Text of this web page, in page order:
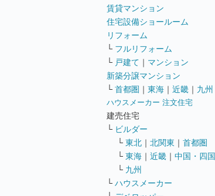
賃貸マンション
住宅設備ショールーム
リフォーム
└ フルリフォーム
└ 戸建て ｜ マンション
新築分譲マンション
└ 首都圏 ｜ 東海 ｜ 近畿 ｜ 九州
ハウスメーカー 注文住宅
建売住宅
└ ビルダー
└ 東北 ｜ 北関東 ｜ 首都圏
└ 東海 ｜ 近畿 ｜ 中国・四国
└ 九州
└ ハウスメーカー